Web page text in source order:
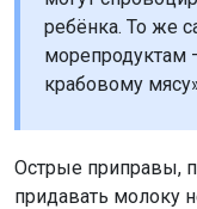
ребёнка. То же
морепродуктам
крабовому
Острые приправы,
придавать молоку